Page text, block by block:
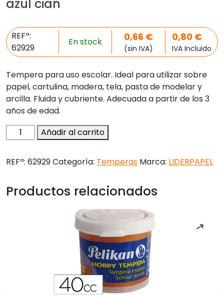
azul cian
REFª:
62929
En stock 0,66 €
(sin IVA)
0,80 €
IVA Incluido
Tempera para uso escolar. Ideal para utilizar sobre
papel, cartulina, madera, tela, pasta de modelar y
arcilla. Fluida y cubriente. Adecuada a partir de los 3
años de edad.
Tempera
liderpapel
40
azul
Añadir al carrito
REFª: 62929Categoría: Temperas Marca: LIDERPAPEL
Productos relacionados